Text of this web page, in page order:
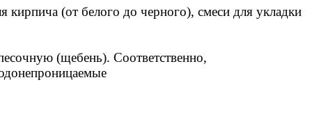
(от белого до черного), смеси для укладки
(щебень). Соответственно,